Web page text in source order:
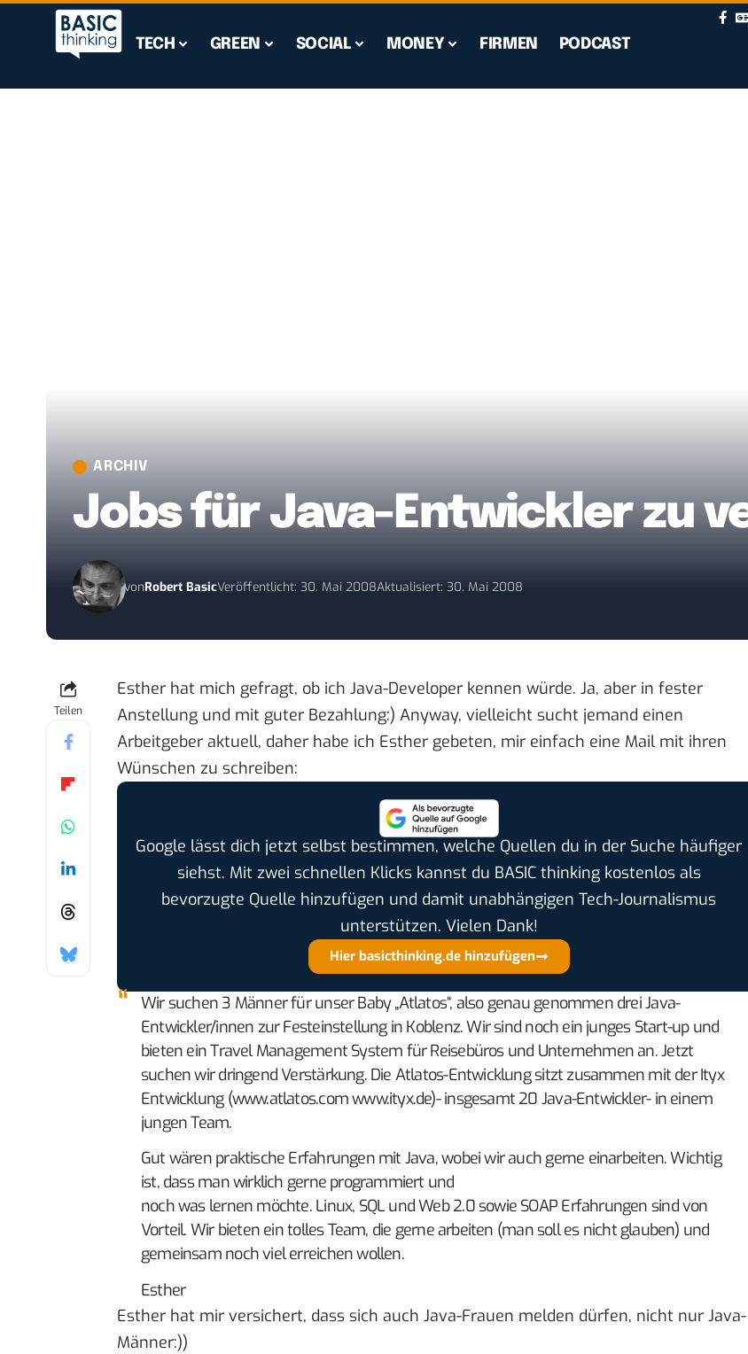
TECH GREEN SOCIAL MONEY FIRMEN PODCAST
ARCHIV
Jobs für Java-Entwickler zu
vonRobert BasicVeröffentlicht: 30. Mai 2008Aktualisiert: 30. Mai 2008
Teilen
Esther hat mich gefragt, ob ich Java-Developer kennen würde. Ja, aber in fester
Anstellung und mit guter Bezahlung:) Anyway, vielleicht sucht jemand einen
Arbeitgeber aktuell, daher habe ich Esther gebeten, mir einfach eine Mail mit ihren
Wünschen zu schreiben:
Google lässt dich jetzt selbst bestimmen, welche Quellen du in der Suche häufiger
siehst. Mit zwei schnellen Klicks kannst du BASIC thinking kostenlos als
bevorzugte Quelle hinzufügen und damit unabhängigen Tech-Journalismus
unterstützen. Vielen Dank!
Hier basicthinking.de hinzufügen
Wir suchen 3 Männer für unser Baby „Atlatos“, also genau genommen drei Java-
Entwickler/innen zur Festeinstellung in Koblenz. Wir sind noch ein junges Start-up und
bieten ein Travel Management System für Reisebüros und Unternehmen an. Jetzt
suchen wir dringend Verstärkung. Die Atlatos-Entwicklung sitzt zusammen mit der Ityx
Entwicklung (www.atlatos.com www.ityx.de)- insgesamt 20 Java-Entwickler- in einem
jungen Team.
Gut wären praktische Erfahrungen mit Java, wobei wir auch gerne einarbeiten. Wichtig
ist, dass man wirklich gerne programmiert und
noch was lernen möchte. Linux, SQL und Web 2.0 sowie SOAP Erfahrungen sind von
Vorteil. Wir bieten ein tolles Team, die gerne arbeiten (man soll es nicht glauben) und
gemeinsam noch viel erreichen wollen.
Esther
Esther hat mir versichert, dass sich auch Java-Frauen melden dürfen, nicht nur Java-
Männer:))